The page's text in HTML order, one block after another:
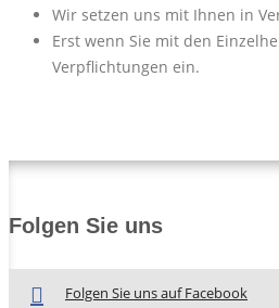
Wir setzen uns mit Ihnen in
Erst wenn Sie mit den
Verpflichtungen ein.
Folgen Sie uns
Folgen Sie uns auf Facebook